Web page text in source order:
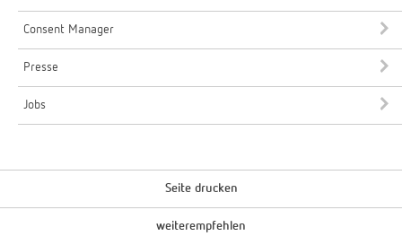
Consent Manager
Presse
Jobs
Seite drucken
weiterempfehlen